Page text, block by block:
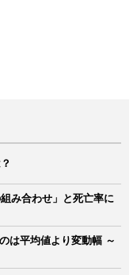
み合わせ」と死亡率に
は平均値より変動幅 ～